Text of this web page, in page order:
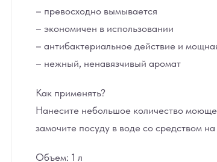
– превосходно вымывается
– экономичен в использовании
– антибактериальное действие и
– нежный, ненавязчивый аромат
Как применять?
Нанесите небольшое количество
замочите посуду в воде со средством
Объем: 1 л